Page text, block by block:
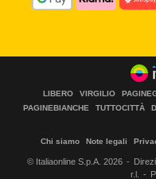
LIBERO VIRGILIO
PAGINEBIANCHE
TUTTOCITTÀ
Chi siamo Note legali
© Italiaonline S.p.A. 2026
r.l.